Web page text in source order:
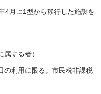
4月に1型から移行した施設を
する者）
の利用に限る。市民税非課税